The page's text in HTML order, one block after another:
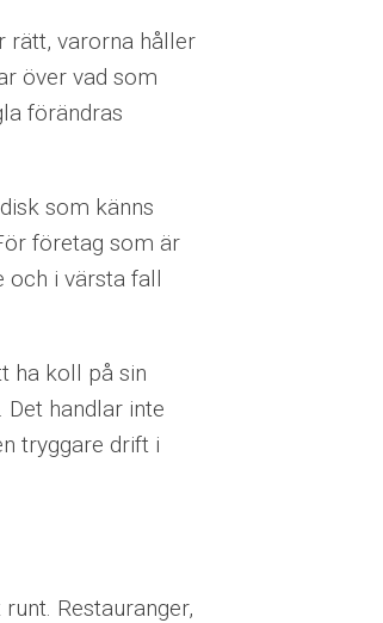
rätt, varorna håller
över vad som
förändras
som känns
företag som är
och i värsta fall
ha koll på sin
handlar inte
tryggare drift i
Restauranger,